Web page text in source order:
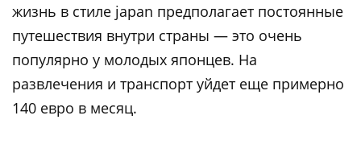
жизнь в стиле japan предполагает постоянные
путешествия внутри страны — это очень
популярно у молодых японцев. На
развлечения и транспорт уйдет еще примерно
140 евро в месяц.